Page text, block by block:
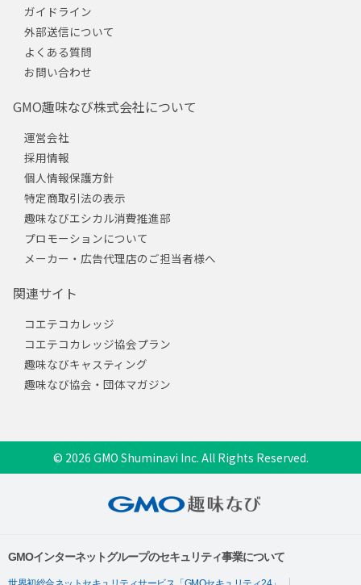
ガイドライン
外部送信について
よくある質問
お問い合わせ
GMO趣味なび株式会社について
運営会社
採用情報
個人情報保護方針
特定商取引法の表示
趣味なびエシカル消費推進部
プロモーションについて
メーカー・広告代理店のご担当者様へ
関連サイト
コエテコカレッジ
コエテコカレッジ協会プラン
趣味なびキャスティング
趣味なび協会・団体マガジン
© 2026 GMO Shuminavi Inc. All Rights Reserved.